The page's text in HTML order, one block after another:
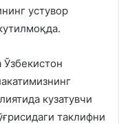
устувор
кузатувчи
таклифни